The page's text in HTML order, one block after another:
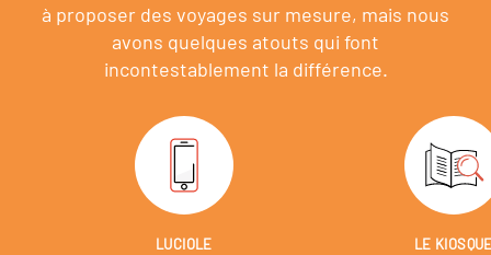
à proposer des voyages sur mesure, mais nous
avons quelques atouts qui font
incontestablement la différence.
LUCIOLE
LE